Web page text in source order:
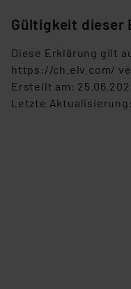
Gültigkeit dieser
Diese Erklärung gilt
https://ch.elv.com/
Erstellt am:
Letzte